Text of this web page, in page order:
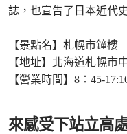
誌，也宣告了日本近代
【景點名】札幌市鐘樓
【地址】北海道札幌市
【營業時間】8：45-
來感受下站立高